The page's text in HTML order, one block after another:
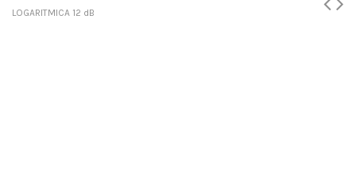
LOGARITMICA 12 dB